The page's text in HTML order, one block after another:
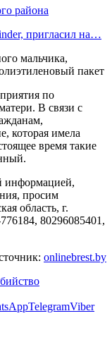
района
пригласил на…
по
В связи с
которая имела
время такие
информацией,
просим
область, г.
80296085401,
onlinebrest.by
TelegramViber